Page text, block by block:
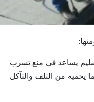
يساعد في منع تسرب
يحميه من التلف والتآكل